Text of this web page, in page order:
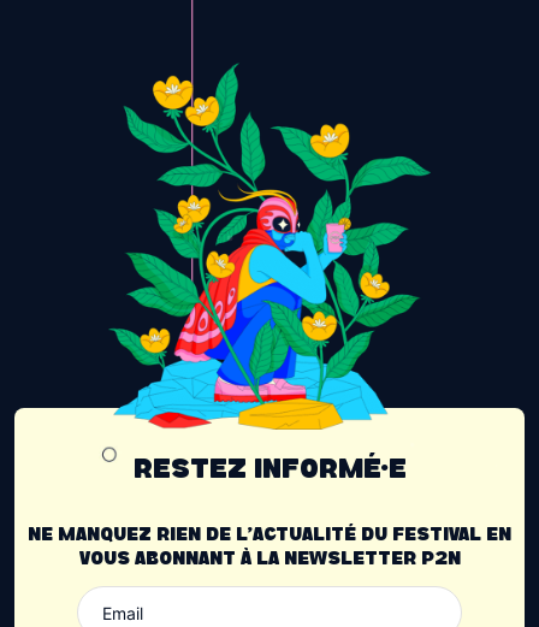
RESTEZ INFORMÉ·E
NE MANQUEZ RIEN DE L’ACTUALITÉ DU FESTIVAL EN
VOUS ABONNANT À LA NEWSLETTER P2N